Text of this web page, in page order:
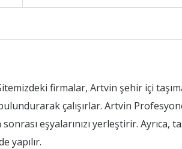
firmalar, Artvin şehir içi
çalışırlar. Artvin
eşyalarınızı yerleştirir. Ayrıca,
yapılır.